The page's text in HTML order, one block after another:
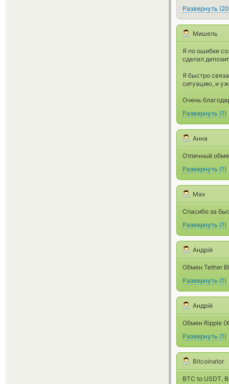
Развернуть (20
Мишель
Я по ошибке
сделал
Я быстро
ситуацию, и
Очень
Развернуть (1)
Анна
Отличный
Развернуть (1)
Max
Спасибо за
Развернуть (1)
Андрій
Обмен Tether
Развернуть (1)
Андрій
Обмен Ripple
Развернуть (1)
Bitcoinator
BTC to USDT.